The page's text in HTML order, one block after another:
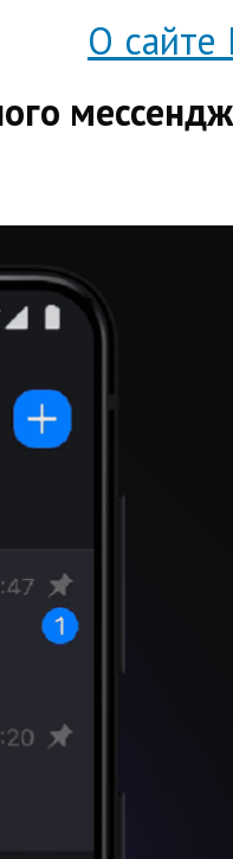
О сайте